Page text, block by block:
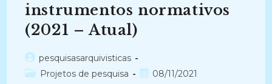
instrumentos normativos
(2021 – Atual)
Autor
do
pesquisasarquivisticas
Categoria
Projetos de pesquisa
Post08/11/2021